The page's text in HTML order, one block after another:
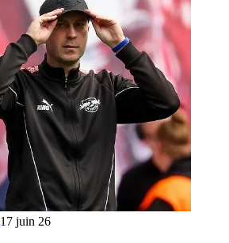
17 juin 26